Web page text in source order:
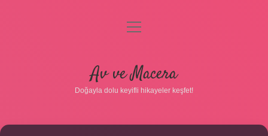
Gizlilik Politikası
menüyü
Av ve Macera
Doğayla dolu keyifli hikayeler keşfet!